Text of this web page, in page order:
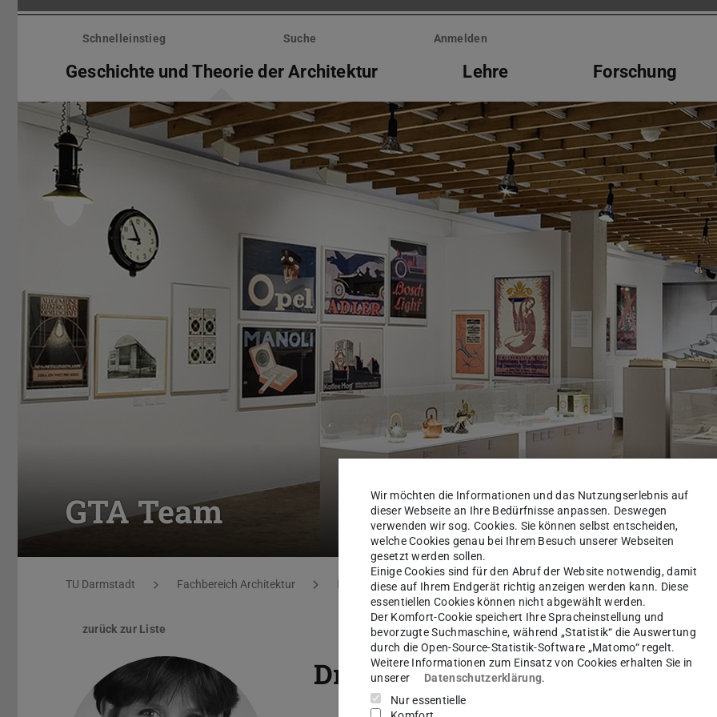
Menü
überspringenSchnelleinstieg Suche Anmelden
Geschichte und Theorie der Architektur Lehre Forschung
GTA Team
Sie befinden sich hier:
TU Darmstadt Fachbereich Architektur Fachgebiet Geschichte und Theorie der Architektur Geschichte und
zurück zur Liste
Dr. phil. Sandra Wagner-
Wir möchten die Informationen und das Nutzungserlebnis auf
dieser Webseite an Ihre Bedürfnisse anpassen. Deswegen
verwenden wir sog. Cookies. Sie können selbst entscheiden,
welche Cookies genau bei Ihrem Besuch unserer Webseiten
gesetzt werden sollen.
Einige Cookies sind für den Abruf der Website notwendig, damit
diese auf Ihrem Endgerät richtig anzeigen werden kann. Diese
essentiellen Cookies können nicht abgewählt werden.
Der Komfort-Cookie speichert Ihre Spracheinstellung und
bevorzugte Suchmaschine, während „Statistik“ die Auswertung
durch die Open-Source-Statistik-Software „Matomo“ regelt.
Weitere Informationen zum Einsatz von Cookies erhalten Sie in
unserer
Datenschutzerklärung.
Nur essentielle